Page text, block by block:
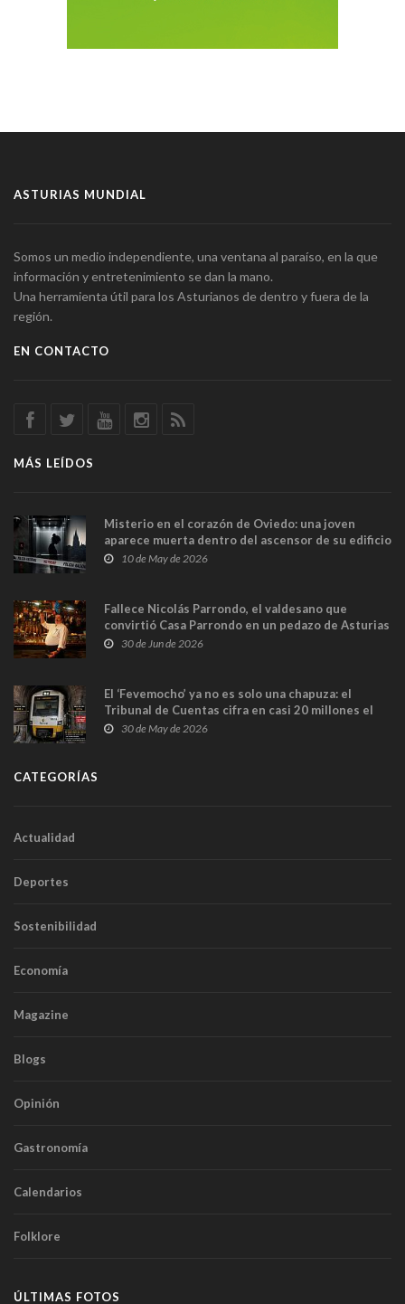
ASTURIAS MUNDIAL
Somos un medio independiente, una ventana al paraíso, en la que
información y entretenimiento se dan la mano.
Una herramienta útil para los Asturianos de dentro y fuera de la
región.
EN CONTACTO
MÁS LEÍDOS
Misterio en el corazón de Oviedo: una joven
aparece muerta dentro del ascensor de su edificio
y las cámaras captan sus últimos minutos
10 de May de 2026
Fallece Nicolás Parrondo, el valdesano que
convirtió Casa Parrondo en un pedazo de Asturias
en Madrid
30 de Jun de 2026
El ‘Fevemocho’ ya no es solo una chapuza: el
Tribunal de Cuentas cifra en casi 20 millones el
sobrecoste de los trenes que no cabían por los
30 de May de 2026
CATEGORÍAS
Actualidad
Deportes
Sostenibilidad
Economía
Magazine
Blogs
Opinión
Gastronomía
Calendarios
Folklore
ÚLTIMAS FOTOS